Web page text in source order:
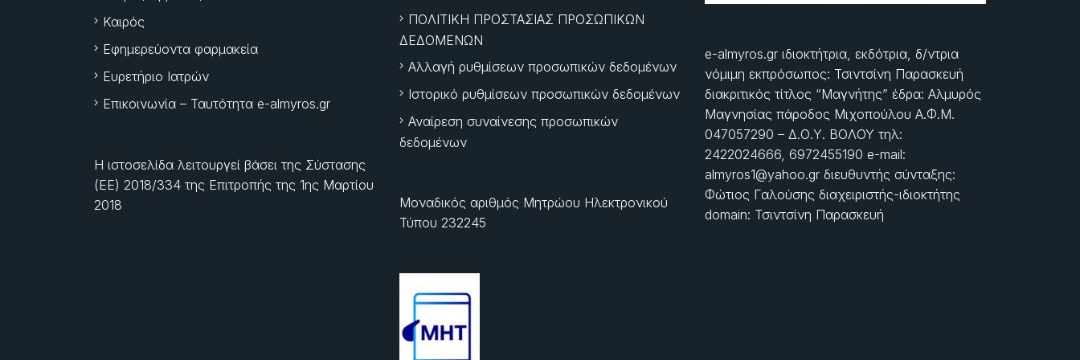
Καιρός
Εφημερεύοντα φαρμακεία
Ευρετήριο Ιατρών
Επικοινωνία – Ταυτότητα e-almyros.gr
Η ιστοσελίδα λειτουργεί βάσει της Σύστασης
(ΕΕ) 2018/334 της Επιτροπής της 1ης Μαρτίου
2018
ΠΟΛΙΤΙΚΗ ΠΡΟΣΤΑΣΙΑΣ ΠΡΟΣΩΠΙΚΩΝ
ΔΕΔΟΜΕΝΩΝ
Αλλαγή ρυθμίσεων προσωπικών δεδομένων
Ιστορικό ρυθμίσεων προσωπικών δεδομένων
Αναίρεση συναίνεσης προσωπικών
δεδομένων
Μοναδικός αριθμός Μητρώου Ηλεκτρονικού
Τύπου 232245
e-almyros.gr ιδιοκτήτρια, εκδότρια, δ/ντρια
νόμιμη εκπρόσωπος: Τσιντσίνη Παρασκευή
διακριτικός τίτλος “Μαγνήτης” έδρα: Αλμυρός
Μαγνησίας πάροδος Μιχοπούλου Α.Φ.Μ.
047057290 – Δ.Ο.Υ. ΒΟΛΟΥ τηλ:
2422024666, 6972455190 e-mail:
almyros1@yahoo.gr διευθυντής σύνταξης:
Φώτιος Γαλούσης διαχειριστής-ιδιοκτήτης
domain: Τσιντσίνη Παρασκευή